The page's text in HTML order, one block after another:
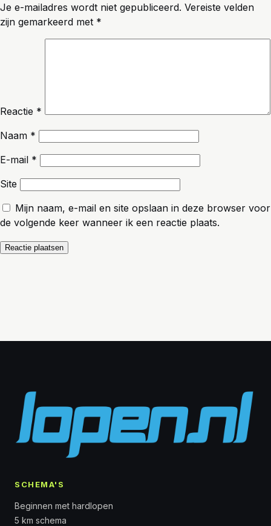
Je e-mailadres wordt niet gepubliceerd. Vereiste velden
zijn gemarkeerd met *
Reactie *
Naam *
E-mail *
Site
Mijn naam, e-mail en site opslaan in deze browser voor
de volgende keer wanneer ik een reactie plaats.
SCHEMA'S
Beginnen met hardlopen
5 km schema